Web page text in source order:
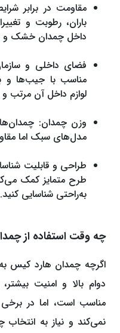
مقاومت در برابر
باران، رطوبت و
داخل چمدان خشک و
فضای داخلی و
مناسب با جیب‌ها و
لوازم داخل آن مرتب و
وزن چمدان:
مدل‌های سبک اما
طراحی و قابلیت
طرح متمایز کمک
به‌راحتی شناسایی کنید.
چه وقت استفاده از
اگرچه چمدان هارد کیس
دوام بالا و امنیت
مناسب است، اما در
نمی‌کند و نیاز به انتخاب